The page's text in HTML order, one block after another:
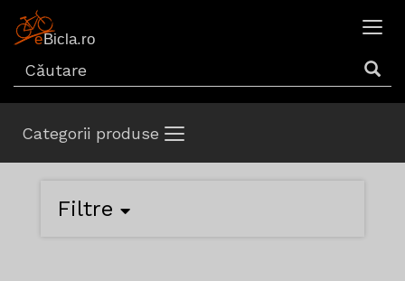
Categorii produse
Filtre